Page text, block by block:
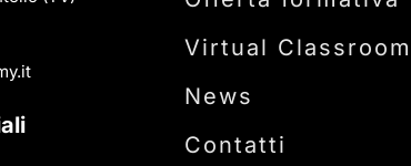
Virtual Classroom
News
Contatti